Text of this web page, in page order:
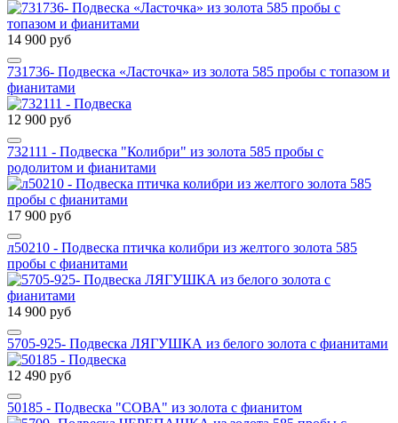
14 900 руб
731736- Подвеска «Ласточка» из золота 585 пробы с топазом и
фианитами
12 900 руб
732111 - Подвеска "Колибри" из золота 585 пробы с
родолитом и фианитами
17 900 руб
л50210 - Подвеска птичка колибри из желтого золота 585
пробы с фианитами
14 900 руб
5705-925- Подвеска ЛЯГУШКА из белого золота с фианитами
12 490 руб
50185 - Подвеска "СОВА" из золота с фианитом